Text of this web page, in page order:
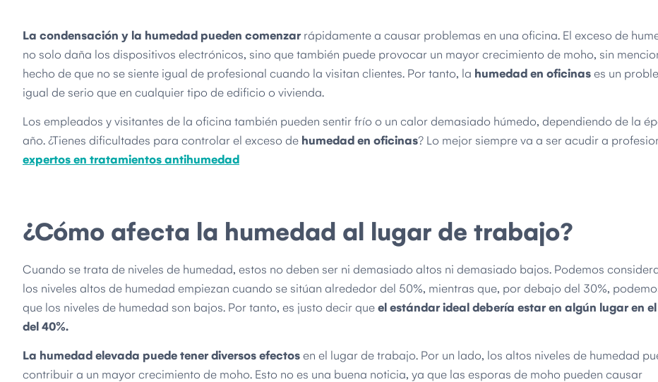
La condensación y la humedad pueden comenzar rápidamente a causar problemas en una oficina. El exceso de
no solo daña los dispositivos electrónicos, sino que también puede provocar un mayor crecimiento de moho, sin
hecho de que no se siente igual de profesional cuando la visitan clientes. Por tanto, la humedad en oficinas es un
igual de serio que en cualquier tipo de edificio o vivienda.
Los empleados y visitantes de la oficina también pueden sentir frío o un calor demasiado húmedo, dependiendo de la
año. ¿Tienes dificultades para controlar el exceso de humedad en oficinas? Lo mejor siempre va a ser acudir a
expertos en tratamientos antihumedad
¿Cómo afecta la humedad al lugar de trabajo?
Cuando se trata de niveles de humedad, estos no deben ser ni demasiado altos ni demasiado bajos. Podemos
los niveles altos de humedad empiezan cuando se sitúan alrededor del 50%, mientras que, por debajo del 30%,
que los niveles de humedad son bajos. Por tanto, es justo decir que el estándar ideal debería estar en algún lugar en
del 40%.
La humedad elevada puede tener diversos efectos en el lugar de trabajo. Por un lado, los altos niveles de humedad
contribuir a un mayor crecimiento de moho. Esto no es una buena noticia, ya que las esporas de moho pueden causar